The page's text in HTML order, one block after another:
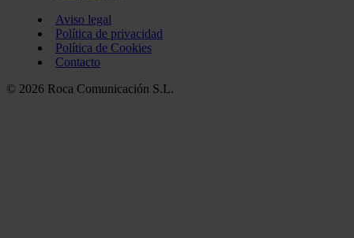
Aviso legal
Política de privacidad
Política de Cookies
Contacto
© 2026 Roca Comunicación S.L.